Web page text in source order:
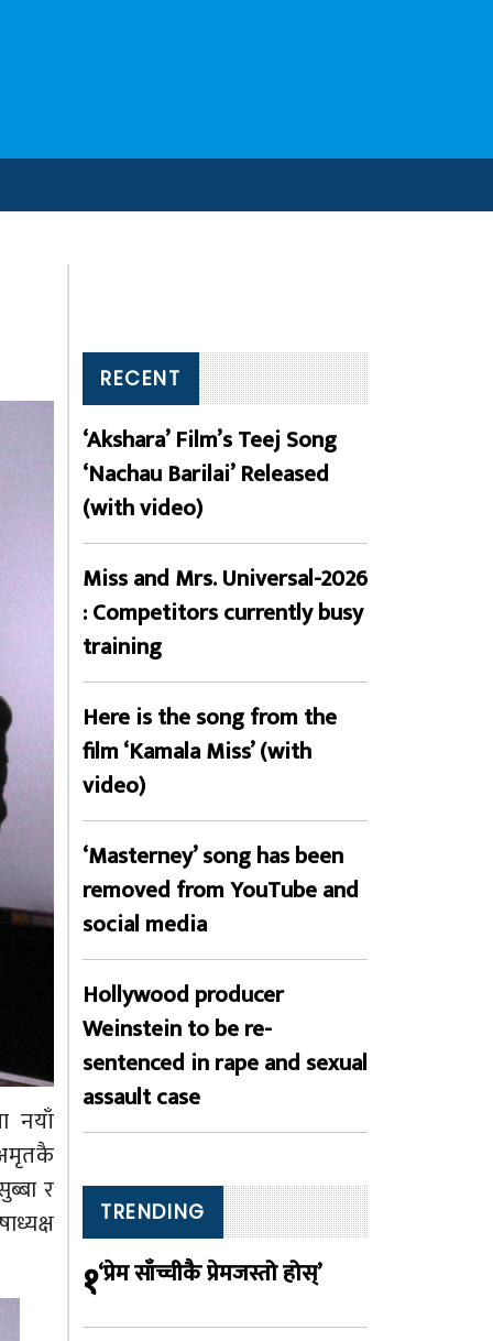
नयाँ
र
RECENT
‘Akshara’ Film’s Teej Song
‘Nachau Barilai’ Released
(with video)
Miss and Mrs. Universal-2026
: Competitors currently busy
training
Here is the song from the
film ‘Kamala Miss’ (with
video)
‘Masterney’ song has been
removed from YouTube and
social media
Hollywood producer
Weinstein to be re-
sentenced in rape and sexual
assault case
TRENDING
१‘प्रेम साँच्चीकै प्रेमजस्तो होस्’